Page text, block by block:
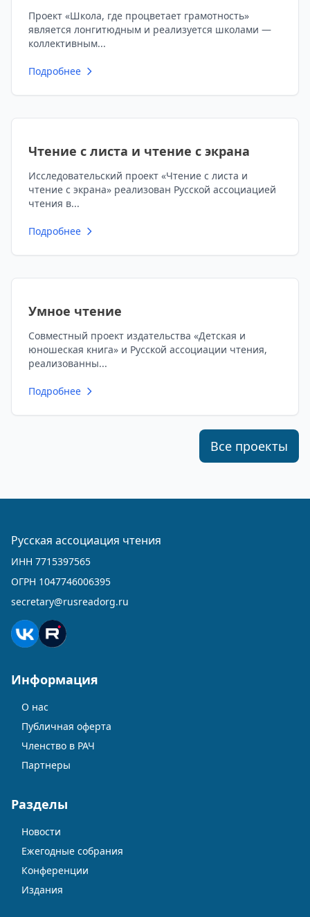
Проект «Школа, где процветает грамотность»
является лонгитюдным и реализуется школами —
коллективным...
Подробнее
Чтение с листа и чтение с экрана
Исследовательский проект «Чтение с листа и
чтение с экрана» реализован Русской ассоциацией
чтения в...
Подробнее
Умное чтение
Совместный проект издательства «Детская и
юношеская книга» и Русской ассоциации чтения,
реализованны...
Подробнее
Все проекты
Русская ассоциация чтения
ИНН 7715397565
ОГРН 1047746006395
secretary@rusreadorg.ru
Информация
О нас
Публичная оферта
Членство в РАЧ
Партнеры
Разделы
Новости
Ежегодные собрания
Конференции
Издания